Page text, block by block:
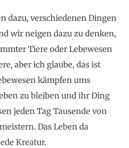
dazu, verschiedenen Dingen
wir neigen dazu zu denken,
Tiere oder Lebewesen
aber ich glaube, das ist
kämpfen ums
zu bleiben und ihr Ding
jeden Tag Tausende von
Das Leben da
Kreatur.